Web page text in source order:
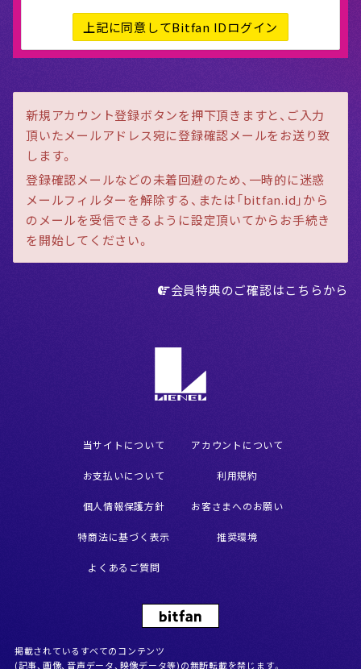
上記に同意してBitfan IDログイン
新規アカウント登録ボタンを押下頂きますと、ご入力
頂いたメールアドレス宛に登録確認メールをお送り致
します。
登録確認メールなどの未着回避のため、一時的に迷惑
メールフィルターを解除する、または「bitfan.id」から
のメールを受信できるように設定頂いてからお手続き
を開始してください。
会員特典のご確認はこちらから
当サイトについて アカウントについて
お支払いについて 利用規約
個人情報保護方針 お客さまへのお願い
特商法に基づく表示 推奨環境
よくあるご質問
掲載されているすべてのコンテンツ
(記事、画像、音声データ、映像データ等)の無断転載を禁じます。